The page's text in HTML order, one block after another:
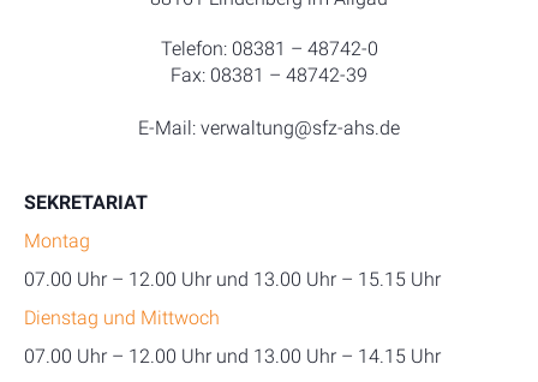
Telefon: 08381 – 48742-0
Fax: 08381 – 48742-39
E-Mail: verwaltung@sfz-ahs.de
SEKRETARIAT
Montag
07.00 Uhr – 12.00 Uhr und 13.00 Uhr – 15.15 Uhr
Dienstag und Mittwoch
07.00 Uhr – 12.00 Uhr und 13.00 Uhr – 14.15 Uhr